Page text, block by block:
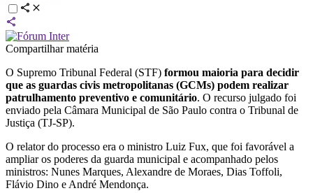
Compartilhar matéria
O Supremo Tribunal Federal (STF) formou maioria para decidir
que as guardas civis metropolitanas (GCMs) podem realizar
patrulhamento preventivo e comunitário. O recurso julgado foi
enviado pela Câmara Municipal de São Paulo contra o Tribunal de
Justiça (TJ-SP).
O relator do processo era o ministro Luiz Fux, que foi favorável a
ampliar os poderes da guarda municipal e acompanhado pelos
ministros: Nunes Marques, Alexandre de Moraes, Dias Toffoli,
Flávio Dino e André Mendonça.